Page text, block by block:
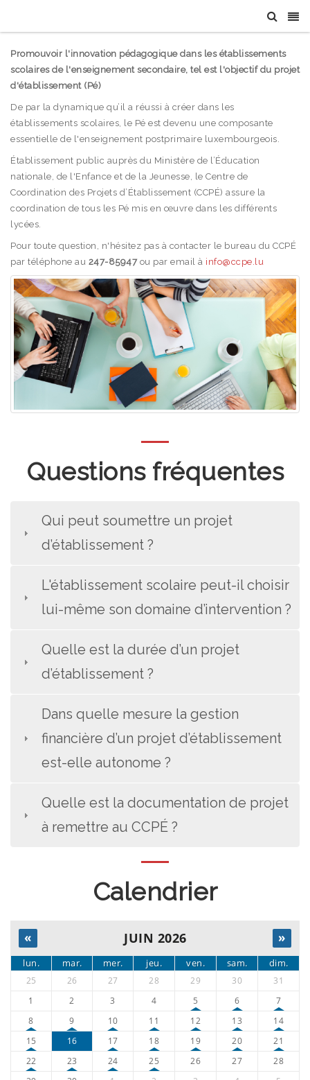
Promouvoir l'innovation pédagogique dans les établissements
scolaires de l'enseignement secondaire, tel est l'objectif du projet
d'établissement (Pé)
De par la dynamique qu’il a réussi à créer dans les
établissements scolaires, le Pé est devenu une composante
essentielle de l'enseignement postprimaire luxembourgeois.
Établissement public auprès du Ministère de l’Éducation
nationale, de l'Enfance et de la Jeunesse, le Centre de
Coordination des Projets d’Établissement (CCPÉ) assure la
coordination de tous les Pé mis en œuvre dans les différents
lycées.
Pour toute question, n'hésitez pas à contacter le bureau du CCPÉ
par téléphone au 247-85947ou par email à info@ccpe.lu
Questions fréquentes
Qui peut soumettre un projet
d’établissement ?
L'établissement scolaire peut-il choisir
lui-même son domaine d’intervention ?
Quelle est la durée d’un projet
d’établissement ?
Dans quelle mesure la gestion
financière d’un projet d’établissement
est-elle autonome ?
Quelle est la documentation de projet
à remettre au CCPÉ ?
Calendrier
« JUIN 2026 »
lun. mar. mer. jeu. ven. sam. dim.
25 26 27 28 29 30
31
1
2 3 4 5 6
7
8
9 10 11 12 13
14
15
16 17 18 19 20
21
22
23 24 25 26 27
28